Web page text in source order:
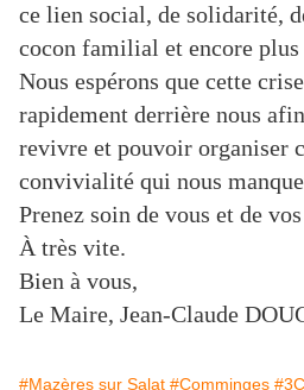
ce lien social, de solidarité,
cocon familial et encore plus
Nous espérons que cette
rapidement derrière nous
revivre et pouvoir organiser
convivialité qui nous
Prenez soin de vous et de
À très vite.
Bien à vous,
Le Maire, Jean-Claude
#Mazères sur Salat #Comminges